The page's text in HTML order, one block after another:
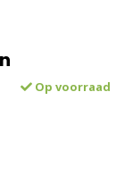
Op voorraad